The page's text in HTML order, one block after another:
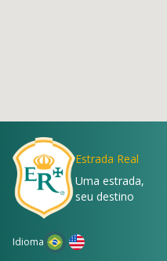
Estrada Real
Uma estrada,
seu destino
Idioma